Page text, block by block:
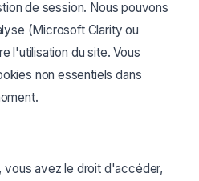
de session. Nous pouvons
(Microsoft Clarity ou
l'utilisation du site. Vous
non essentiels dans
vous avez le droit d'accéder,